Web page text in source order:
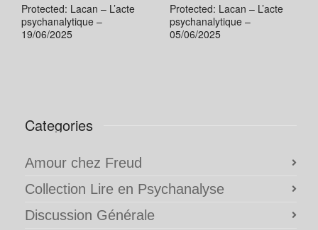
Protected: Lacan – L’acte
psychanalytique –
19/06/2025
Protected: Lacan – L’acte
psychanalytique –
05/06/2025
Categories
Amour chez Freud
Collection Lire en Psychanalyse
Discussion Générale